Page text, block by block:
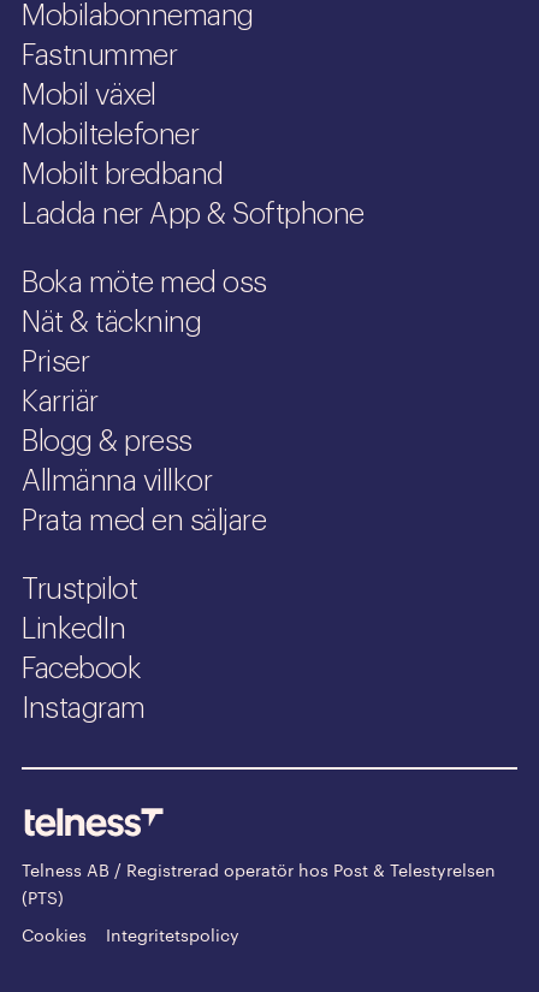
Mobilabonnemang
Fastnummer
Mobil växel
Mobiltelefoner
Mobilt bredband
Ladda ner App & Softphone
Boka möte med oss
Nät & täckning
Priser
Karriär
Blogg & press
Allmänna villkor
Prata med en säljare
Trustpilot
LinkedIn
Facebook
Instagram
Telness AB / Registrerad operatör hos Post & Telestyrelsen
(PTS)
Cookies
Integritetspolicy